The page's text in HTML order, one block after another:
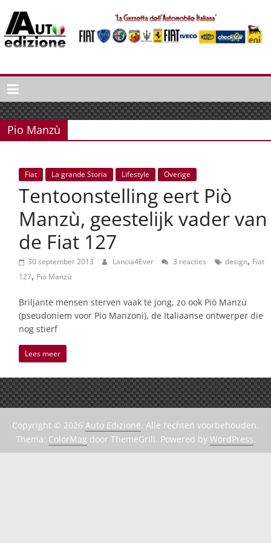
naar
inhoud
Auto
Edizione
La
Gazetta
dell'Automobile
Italiaans
autonieuws
lifestyle
Pio Manzù
Fiat La grande Storia Lifestyle Overige
Tentoonstelling eert Piò
Manzù, geestelijk vader van
de Fiat 127
30 september 2013 Lancia4Ever 3 reacties design, Fiat
127, Pio Manzù
Briljante mensen sterven vaak te jong, zo ook Piò Manzù
(pseudoniem voor Pio Manzoni), de Italiaanse ontwerper die
nog stierf
Lees meer
Copyright © 2026 Auto Edizione. Alle rechten voorbehouden.
Thema: ColorMag door ThemeGrill. Powered by WordPress.